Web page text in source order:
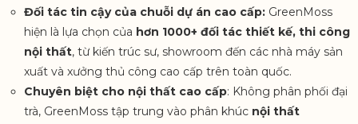
Đối tác tin cậy của chuỗi dự án cao cấp: GreenMoss
hiện là lựa chọn của hơn 1000+ đối tác thiết kế, thi công
nội thất, từ kiến trúc sư, showroom đến các nhà máy sản
xuất và xưởng thủ công cao cấp trên toàn quốc.
Chuyên biệt cho nội thất cao cấp: Không phân phối đại
trà, GreenMoss tập trung vào phân khúc nội thất